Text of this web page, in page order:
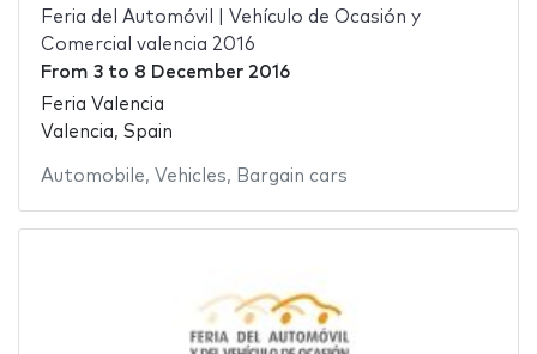
Feria del Automóvil | Vehículo de Ocasión y
Comercial valencia 2016
From 3to 8 December 2016
Feria Valencia
Valencia, Spain
Automobile, Vehicles, Bargain cars